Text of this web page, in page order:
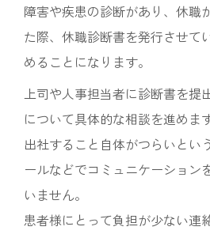
障害や疾患の診断があり、休職
た際、休職診断書を発行させて
めることになります。
上司や人事担当者に診断書を提
について具体的な相談を進めます
出社すること自体がつらいとい
ールなどでコミュニケーション
いません。
患者様にとって負担が少ない連